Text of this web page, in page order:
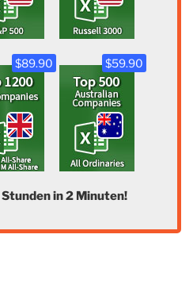
$89.90 $59.90
in 2 Minuten!